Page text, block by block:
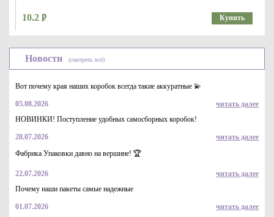
10.2 Купить
Гофрокороб 185*185*100 4-х клапанный из 3-х слойного
11.3 Купить
Новости (смотреть всё)
Вот почему края наших коробок всегда такие аккуратные 💫
05.08.2026
читать далее
НОВИНКИ! Поступление удобных самосборных коробок!
28.07.2026
читать далее
Фабрика Упаковки давно на вершине! 🏆
22.07.2026
читать далее
Почему наши пакеты самые надежные
01.07.2026
читать далее